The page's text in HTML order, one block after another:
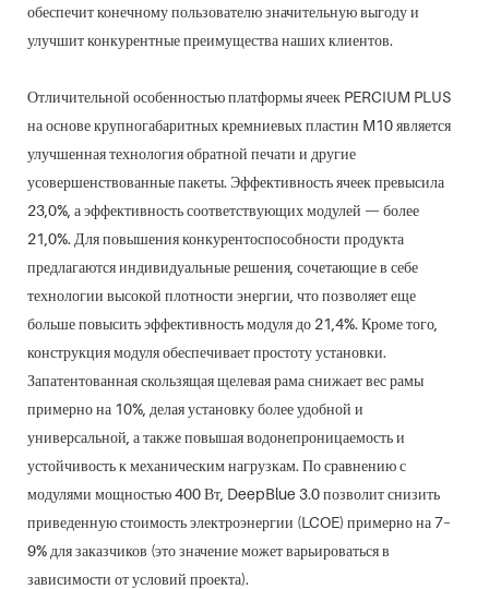
обеспечит конечному пользователю значительную выгоду и
улучшит конкурентные преимущества наших клиентов.
Отличительной особенностью платформы ячеек PERCIUM PLUS
на основе крупногабаритных кремниевых пластин M10 является
улучшенная технология обратной печати и другие
усовершенствованные пакеты. Эффективность ячеек превысила
23,0%, а эффективность соответствующих модулей — более
21,0%. Для повышения конкурентоспособности продукта
предлагаются индивидуальные решения, сочетающие в себе
технологии высокой плотности энергии, что позволяет еще
больше повысить эффективность модуля до 21,4%. Кроме того,
конструкция модуля обеспечивает простоту установки.
Запатентованная скользящая щелевая рама снижает вес рамы
примерно на 10%, делая установку более удобной и
универсальной, а также повышая водонепроницаемость и
устойчивость к механическим нагрузкам. По сравнению с
модулями мощностью 400 Вт, DeepBlue 3.0 позволит снизить
приведенную стоимость электроэнергии (LCOE) примерно на 7–
9% для заказчиков (это значение может варьироваться в
зависимости от условий проекта).